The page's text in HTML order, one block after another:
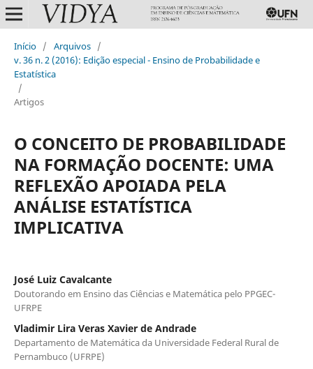
Início / Arquivos /
v. 36 n. 2 (2016): Edição especial - Ensino de Probabilidade e
Estatística
/
Artigos
O CONCEITO DE PROBABILIDADE
NA FORMAÇÃO DOCENTE: UMA
REFLEXÃO APOIADA PELA
ANÁLISE ESTATÍSTICA
IMPLICATIVA
José Luiz Cavalcante
Doutorando em Ensino das Ciências e Matemática pelo PPGEC-
UFRPE
Vladimir Lira Veras Xavier de Andrade
Departamento de Matemática da Universidade Federal Rural de
Pernambuco (UFRPE)